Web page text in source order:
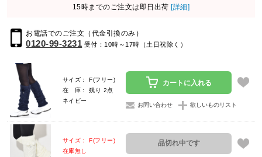
15時までのご注文は即日出荷 [詳細]
お電話でのご注文（代金引換のみ）
0120-99-3231 受付：10時～17時（土日祝除く）
サイズ： F(フリー)
在 庫： 残り 2点
ネイビー
カートに入れる
お問い合わせ 欲しいものリスト
サイズ： F(フリー)
在庫無し
品切れ中です